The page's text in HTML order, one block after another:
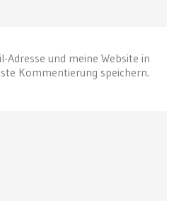
Adresse und meine Website in
Kommentierung speichern.